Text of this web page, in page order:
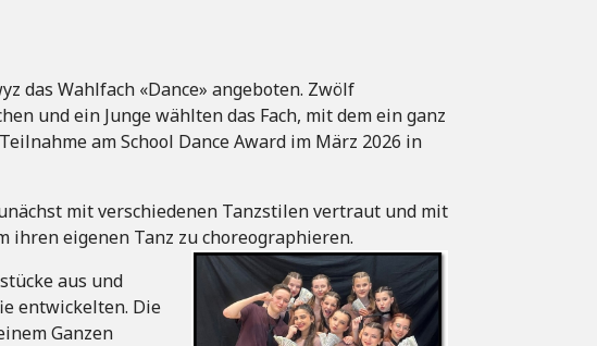
das Wahlfach «Dance» angeboten. Zwölf
und ein Junge wählten das Fach, mit dem ein ganz
am School Dance Award im März 2026 in
mit verschiedenen Tanzstilen vertraut und mit
eigenen Tanz zu choreographieren.
aus und
entwickelten. Die
Ganzen